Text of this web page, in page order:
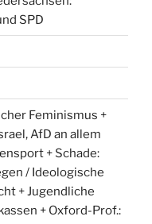
SPD
Feminismus +
AfD an allem
+ Schade:
/ Ideologische
+ Jugendliche
+ Oxford-Prof.: